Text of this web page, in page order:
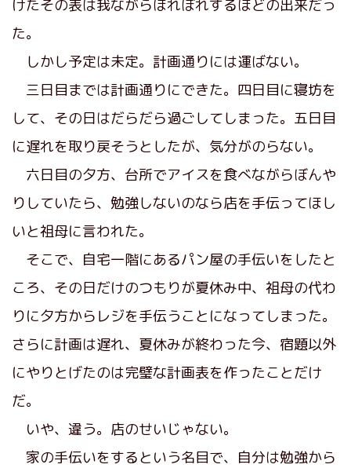
けたその表は我ながらほれぼれするほどの出来だっ
た。
しかし予定は未定。計画通りには運ばない。
三日目までは計画通りにできた。四日目に寝坊を
して、その日はだらだら過ごしてしまった。五日目
に遅れを取り戻そうとしたが、気分がのらない。
六日目の夕方、台所でアイスを食べながらぼんや
りしていたら、勉強しないのなら店を手伝ってほし
いと祖母に言われた。
そこで、自宅一階にあるパン屋の手伝いをしたと
ころ、その日だけのつもりが夏休み中、祖母の代わ
りに夕方からレジを手伝うことになってしまった。
さらに計画は遅れ、夏休みが終わった今、宿題以外
にやりとげたのは完璧な計画表を作ったことだけ
だ。
いや、違う。店のせいじゃない。
家の手伝いをするという名目で、自分は勉強から